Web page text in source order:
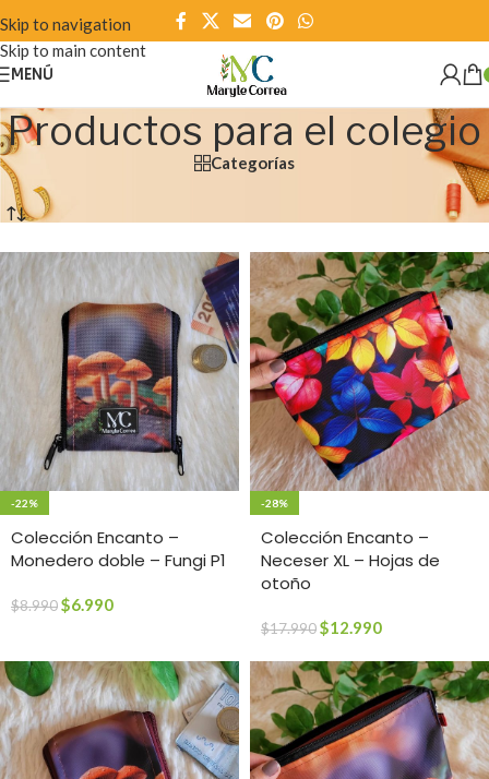
Skip to navigation
Skip to main content
MENÚ
Productos para el colegio
Categorías
Inicio/ Página 2
-22%
Colección Encanto –
Monedero doble – Fungi P1
$8.990$6.990
-28%
Colección Encanto –
Neceser XL – Hojas de
otoño
$17.990$12.990